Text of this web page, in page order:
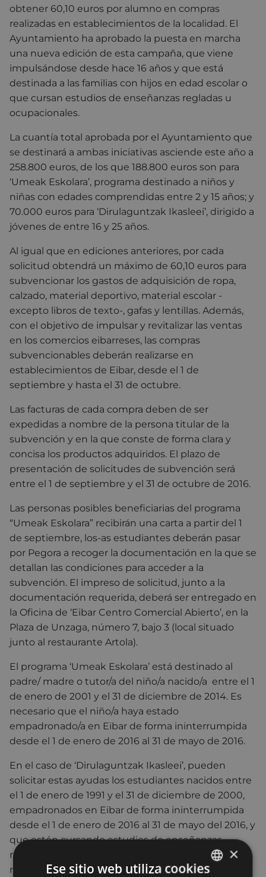
obtener 60,10 euros por alumno en compras
realizadas en establecimientos de la localidad. El
Ayuntamiento ha aprobado la puesta en marcha
una nueva edición de esta campaña, que viene
impulsándose desde hace 16 años y que está
destinada a las familias con hijos en edad escolar o
que cursan estudios de enseñanzas regladas u
ocupacionales.
La cuantía total aprobada por el Ayuntamiento que
se destinará a ambas iniciativas asciende este año a
258.800 euros, de los que 188.800 euros son para
‘Umeak Eskolara’, programa destinado a niños y
niñas con edades comprendidas entre 2 y 15 años; y
70.000 euros para ‘Dirulaguntzak Ikasleei’, dirigido a
jóvenes de entre 16 y 25 años.
Al igual que en ediciones anteriores, por cada
solicitud obtendrá un máximo de 60,10 euros para
subvencionar los gastos de adquisición de ropa,
calzado, material deportivo, material escolar -
excepto libros de texto-, gafas y lentillas. Además,
con el objetivo de impulsar y revitalizar las ventas
en los comercios eibarreses, las compras
subvencionables deberán realizarse en
establecimientos de Eibar, desde el 1 de
septiembre y hasta el 31 de octubre.
Las facturas de cada compra deben de ser
expedidas a nombre de la persona titular de la
subvención y en la que conste de forma clara y
concisa los productos adquiridos. El plazo de
presentación de solicitudes de subvención será
entre el 1 de septiembre y el 31 de octubre de 2016.
Las personas posibles beneficiarias del programa
“Umeak Eskolara” recibirán una carta a partir del 1
de septiembre, los-as estudiantes deberán pasar
por Pegora a recoger la documentación en la que se
detallan las condiciones para acceder a la
subvención. El impreso de solicitud, junto a la
documentación requerida, deberá ser entregado en
la Oficina de ‘Eibar Centro Comercial Abierto’, en la
Plaza de Unzaga, número 7, bajo 3 (local situado
junto al restaurante Artola).
El programa ‘Umeak Eskolara’ está destinado al
padre/ madre o tutor/a del niño/a nacido/a entre el 1
de enero de 2001 y el 31 de diciembre de 2014. Es
necesario que el niño/a haya estado
empadronado/a en Eibar de forma ininterrumpida
desde el 1 de enero de 2016 al 31 de mayo de 2016.
En el caso de ‘Dirulaguntzak Ikasleei’, pueden
solicitar estas ayudas los estudiantes nacidos entre
el 1 de enero de 1991 y el 31 de diciembre de 2000,
empadronados en Eibar de forma ininterrumpida
desde el 1 de enero de 2016 al 31 de mayo del 2016, y
que estén cursando estudios de enseñanzas
regladas u ocupacionales, incluyéndose también
masters y doctorados, con una duración similar al
×
Ese sitio web utiliza cookies